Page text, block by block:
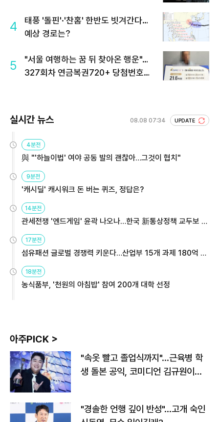
4
태풍 '돌핀'·'찬홈' 한반도 빗겨간다…
예상 경로는?
5
"서울 여행하는 꿈 뒤 찾아온 행운"…
327회차 연금복권720+ 당첨번호조
실시간 뉴스 08.08 07:34 UPDATE
4분전
與 "'하늘이법' 여야 공동 발의 괜찮아…그것이 협치"
9분전
'캐시딜' 캐시워크 돈 버는 퀴즈, 정답은?
14분전
관세전쟁 '엔드게임' 윤곽 나오나…한국 新통상정책 교두보 활
17분전
섬유패션 글로벌 경쟁력 키운다…산업부 15개 과제 180억 지
18분전
농식품부, '천원의 아침밥' 참여 200개 대학 선정
아주PICK >
"속옷 빨고 졸업식까지"…근육병 학
생 돌본 공익, 코미디언 김규원이었
"경솔한 언행 깊이 반성"…고개 숙인